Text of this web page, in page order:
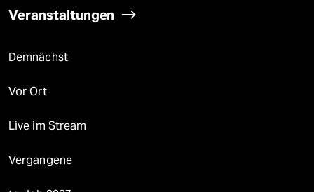
Veranstaltungen
Demnächst
Vor Ort
Live im Stream
Vergangene